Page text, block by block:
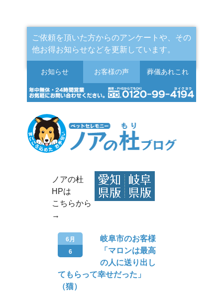
ご依頼を頂いた方からのアンケートや、その
他お得お知らせなどを更新しています。
お知らせ お客様の声 葬儀あれこれ
ノアの杜
HPは
こちらから
→
6月
6
岐阜市のお客様
「マロンは最高
の人に送り出し
てもらって幸せだった」
（猫）